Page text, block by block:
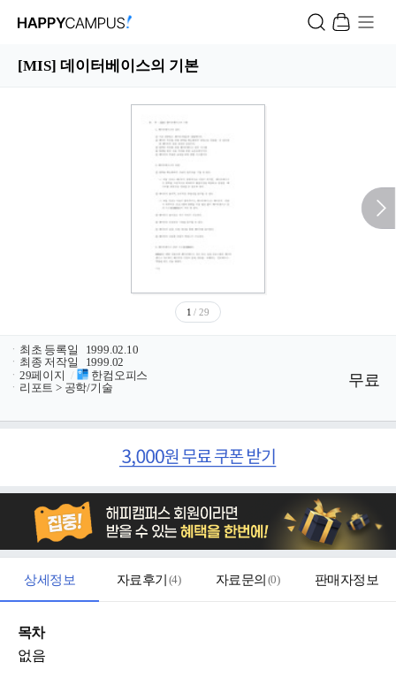
[MIS] 데이터베이스의 기본
1 / 29
ㆍ 최초 등록일
1999.02.10
ㆍ 최종 저작일
1999.02
ㆍ 29페이지 /
한컴오피스
ㆍ 리포트 > 공학/기술 무료
상세정보 자료후기 (4) 자료문의 (0) 판매자정보
목차
없음